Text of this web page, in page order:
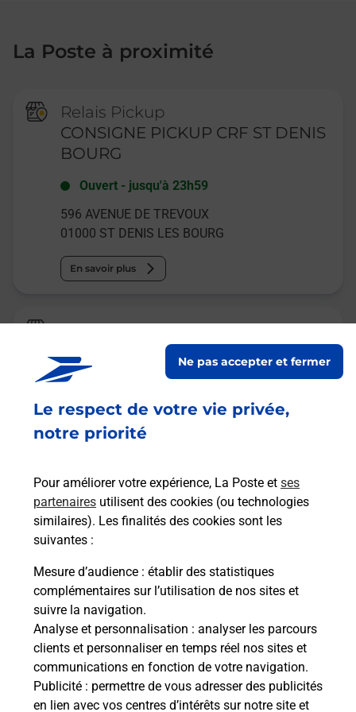
Le respect de votre vie privée,
notre priorité
Pour améliorer votre expérience, La Poste et ses
partenaires utilisent des cookies (ou technologies
similaires). Les finalités des cookies sont les
suivantes :
Mesure d’audience : établir des statistiques
complémentaires sur l’utilisation de nos sites et
suivre la navigation.
Analyse et personnalisation : analyser les parcours
clients et personnaliser en temps réel nos sites et
communications en fonction de votre navigation.
Publicité : permettre de vous adresser des publicités
en lien avec vos centres d’intérêts sur notre site et
Ne pas accepter et fermer
La Poste à proximité
Relais Pickup
CONSIGNE PICKUP CRF ST DENIS
BOURG
Ouvert - jusqu'à 23h59
596 AVENUE DE TREVOUX
01000 ST DENIS LES BOURG
En savoir plus
Relais Pickup
CN PRESSING
ouvre samedi à 09h00
1250 AVENUE DE TREVOUX
01000 ST DENIS LES BOURG
Malin !
La Poste
en ligne
Ouvert 24h/24
En savoir plus